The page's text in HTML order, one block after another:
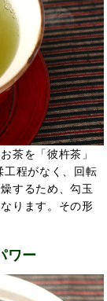
茶を「彼杵茶」
工程がなく、回転
するため、勾玉
ります。その形
ワー